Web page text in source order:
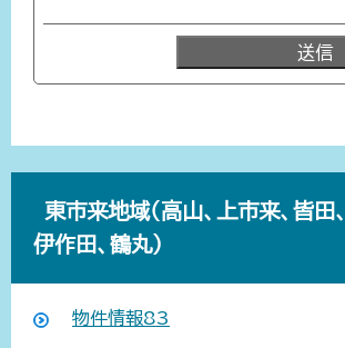
東市来地域（高山、上市来、皆田
伊作田、鶴丸）
物件情報83